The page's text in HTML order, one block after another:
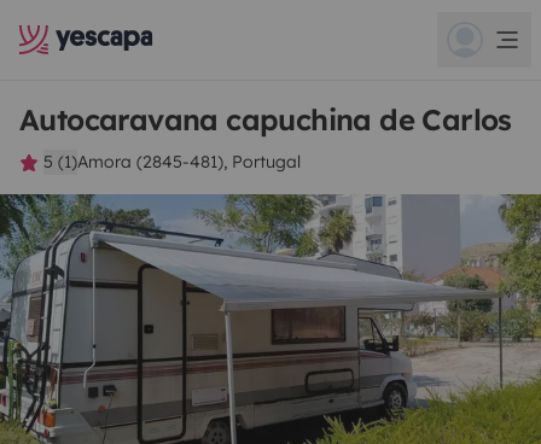
Autocaravana capuchina de Carlos
5 (1)Amora (2845-481), Portugal